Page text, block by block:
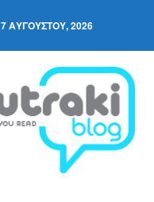
ΑΥΓΟΎΣΤΟΥ, 2026